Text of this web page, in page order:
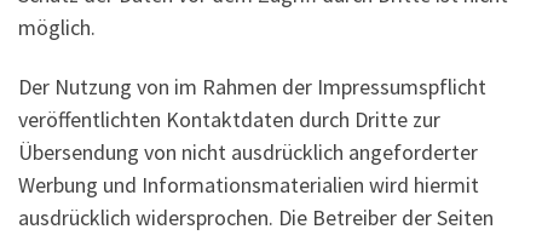
möglich.
Der Nutzung von im Rahmen der Impressumspflicht
veröffentlichten Kontaktdaten durch Dritte zur
Übersendung von nicht ausdrücklich angeforderter
Werbung und Informationsmaterialien wird hiermit
ausdrücklich widersprochen. Die Betreiber der Seiten